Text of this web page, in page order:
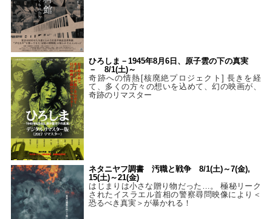
ひろしま－1945年8月6日、原子雲の下の真実
－ 8/1(土)～
奇跡への情熱[核廃絶プロジェクト] 長きを経
て、多くの方々の想いを込めて、幻の映画が、
奇跡のリマスター
ネタニヤフ調書 汚職と戦争 8/1(土)～7(金),
15(土)～21(金)
はじまりは小さな贈り物だった…。 極秘リーク
されたイスラエル首相の警察尋問映像により＜
恐るべき真実＞が暴かれる！